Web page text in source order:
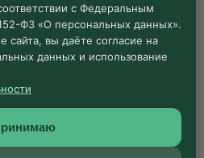
условия? Укажите Ваш номер,
с Федеральным
ФЗ «О персональных данных».
сайта, вы даёте согласие на
данных и использование